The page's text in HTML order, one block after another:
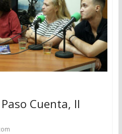
Cuenta, II